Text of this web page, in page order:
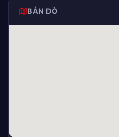
BẢN ĐỒ